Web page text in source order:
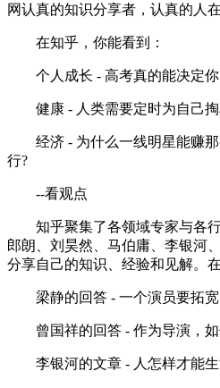
网认真的知识分享者，认真的人
在知乎，你能看到：
个人成长 - 高考真的能决定你
健康 - 人类需要定时为自己掏
经济 - 为什么一线明星能赚那
行?
--看观点
知乎聚集了各领域专家与各行
郎朗、刘昊然、马伯庸、李银河
分享自己的知识、经验和见解。
梁静的回答 - 一个演员要拓宽
曾国祥的回答 - 作为导演，如
李银河的文章 - 人怎样才能生